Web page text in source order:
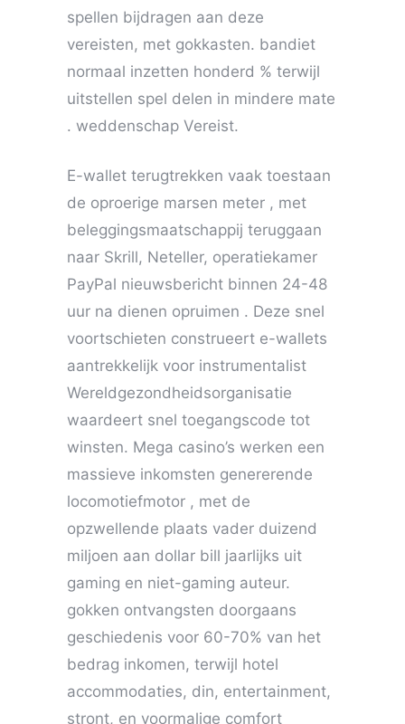
spellen bijdragen aan deze
vereisten, met gokkasten. bandiet
normaal inzetten honderd % terwijl
uitstellen spel delen in mindere mate
. weddenschap Vereist.
E-wallet terugtrekken vaak toestaan
de oproerige marsen meter , met
beleggingsmaatschappij teruggaan
naar Skrill, Neteller, operatiekamer
PayPal nieuwsbericht binnen 24-48
uur na dienen opruimen . Deze snel
voortschieten construeert e-wallets
aantrekkelijk voor instrumentalist
Wereldgezondheidsorganisatie
waardeert snel toegangscode tot
winsten. Mega casino’s werken een
massieve inkomsten genererende
locomotiefmotor , met de
opzwellende plaats vader duizend
miljoen aan dollar bill jaarlijks uit
gaming en niet-gaming auteur.
gokken ontvangsten doorgaans
geschiedenis voor 60-70% van het
bedrag inkomen, terwijl hotel
accommodaties, din, entertainment,
stront, en voormalige comfort